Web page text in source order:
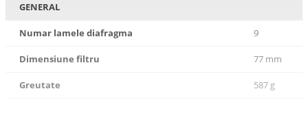
GENERAL
Numar lamele diafragma 9
Dimensiune filtru 77 mm
Greutate 587 g